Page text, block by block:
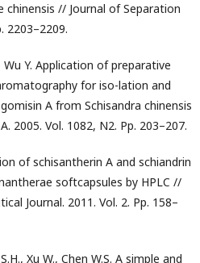
// Journal of Separation
2203–2209.
Wu Y. Application of preparative
for iso-lation and
A from Schisandra chinensis
2005. Vol. 1082, N2. Pp. 203–207.
of schisantherin A and schiandrin
softcapsules by HPLC //
Journal. 2011. Vol. 2. Pp. 158–
Xu W., Chen W.S. A simple and